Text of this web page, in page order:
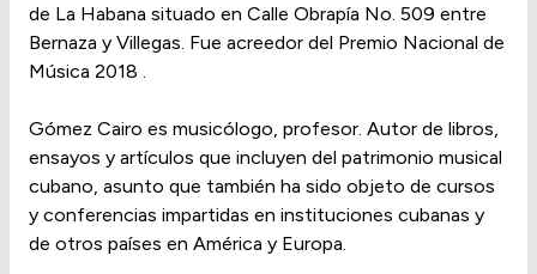
de La Habana situado en Calle Obrapía No. 509 entre
Bernaza y Villegas. Fue acreedor del Premio Nacional de
Música 2018 .
Gómez Cairo es musicólogo, profesor. Autor de libros,
ensayos y artículos que incluyen del patrimonio musical
cubano, asunto que también ha sido objeto de cursos
y conferencias impartidas en instituciones cubanas y
de otros países en América y Europa.